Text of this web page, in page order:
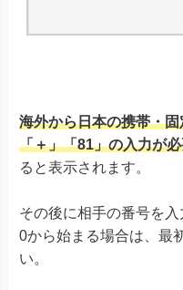
海外から日本の携帯・
「＋」「81」の入力が
ると表示されます。
その後に相手の番号を
0から始まる場合は、最
い。